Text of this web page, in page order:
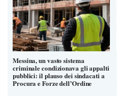
Messina, un vasto sistema
criminale condizionava gli appalti
pubblici: il plauso dei sindacati a
Procura e Forze dell’Ordine